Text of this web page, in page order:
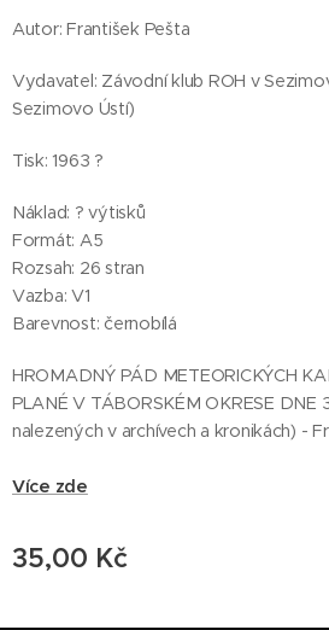
Autor: František Pešta
Vydavatel: Závodní klub ROH v
Sezimovo Ústí)
Tisk: 1963 ?
Náklad: ? výtisků
Formát: A5
Rozsah: 26 stran
Vazba: V1
Barevnost: černobílá
HROMADNÝ PÁD METEORICKÝCH
PLANÉ V TÁBORSKÉM OKRESE DNE
nalezených v archívech a kronikách) -
Více zde
35,00 Kč